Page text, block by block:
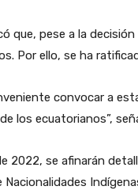
que, pese a la
Por ello, se ha
convocar a
los ecuatorianos”,
2022, se afinarán